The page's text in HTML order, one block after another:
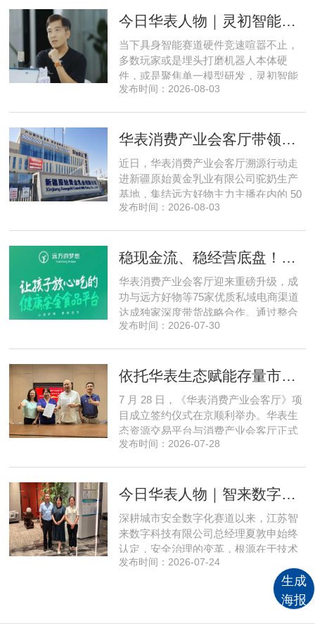
生成
海报
间盘活、私域变现、稳现金流搭建、试
现状，深度剖析行业双重发展困境
今日华表人物｜灵初智能CEO王启斌：押注千万级数据解锁具身智能质变
当下具身智能赛道硬件竞速喧嚣不止，
多数玩家或是埋头打磨机器人本体硬
件，或是聚焦单一模型研发，灵初智能
自创立之初便守住初心，以自研操作大
能创始人王启斌，拆解其从创立第一天
数据规模才是决定行业拐点的核心
发布时间：2026-08-03
华表消费产业会客厅带领私域直播团队走进新疆原始黄金乳业，溯源新疆好驼奶
近日，华表消费产业会客厅溯源行动走
进新疆原始黄金乳业有限公司驼奶生产
基地，集结远方好物主力主播在内的 50
位头部私域主播组团深入工厂一线实地
源同步联动，以沉浸式实景打卡、全流
式，全方位拆解新疆优质驼奶
发布时间：2026-08-03
稳现金流、稳经营底盘！华表消费产业会客厅携手75家头部私域电商渠道赋能地产存量空间，打造消费产业新基建
华表消费产业会客厅迎来重磅升级，成
功与远方好物等75家优质私域电商渠道
达成独家深度带货战略合作。通过整合
全网顶尖私域资源，项目搭建起全国性
矩阵，核心竞争力与行业影响力实现跨
实体经济长效发展注入全新动能
发布时间：2026-07-30
依托华表生态赋能存量市场《华表消费产业会客厅》项目签约落地
7 月 28 日，《华表消费产业会客厅》项
目成立签约仪式在京顺利举办。华表生
态资源交易平台与消费产业会客厅正式
签署合作协议，标志着立足华表生态资
源交易平台董事长吴海花，消费产业会
资管理有限公司总经理孙燕南
发布时间：2026-07-28
今日华表人物｜智来数字总经理夏敦申：探寻城市风险 AI 防控创新之路
深耕城市安全数字化赛道以来，江苏智
来数字科技有限公司总经理夏敦申始终
认定，安全治理的变革，根源在于技术
模式的革新。在他看来，智慧消防不只
是简单的设备智能化，而是打通感知、
研判、预警、处置全链条，推动城市安
全从 “事后救火” 转向 “事前防患”。依靠
清晰的发展方向与持续不断的研发投
发布时间：2026-07-24